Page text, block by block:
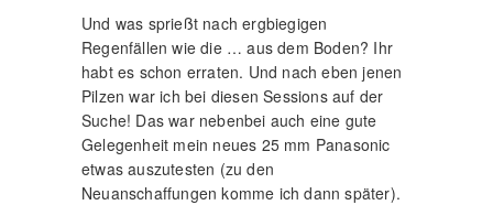
Und was sprießt nach ergbiegigen
Regenfällen wie die … aus dem Boden? Ihr
habt es schon erraten. Und nach eben jenen
Pilzen war ich bei diesen Sessions auf der
Suche! Das war nebenbei auch eine gute
Gelegenheit mein neues 25 mm Panasonic
etwas auszutesten (zu den
Neuanschaffungen komme ich dann später).